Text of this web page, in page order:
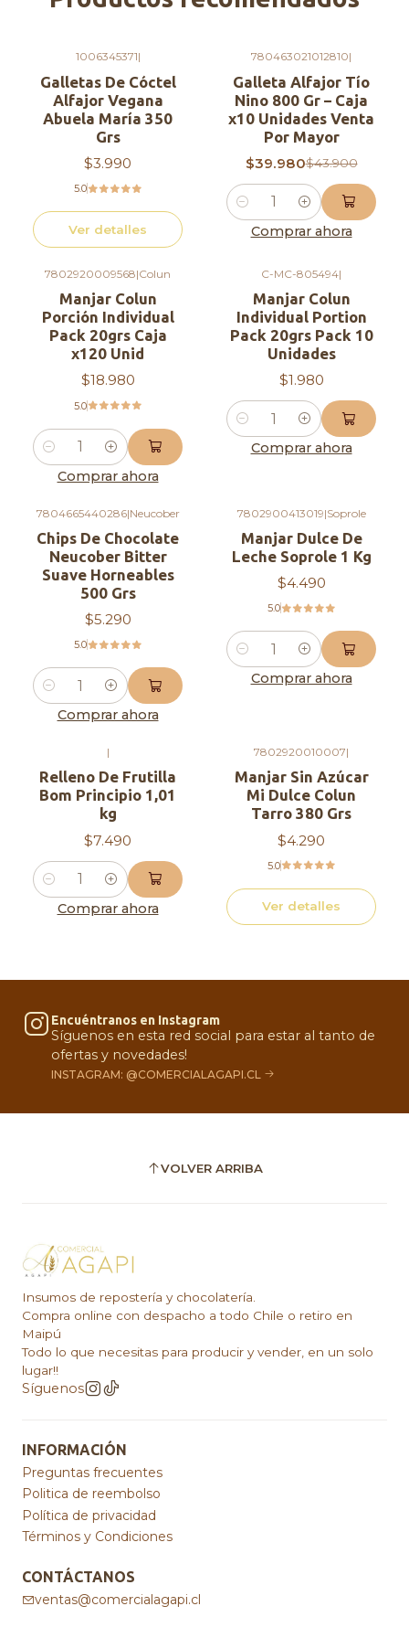
Agotado1006345371|
Galletas De Cóctel
Alfajor Vegana
Abuela María 350
Grs
$3.990
5.0
Ver detalles
OFF
780463021012810|
Galleta Alfajor Tío
Nino 800 Gr – Caja
x10 Unidades Venta
Por Mayor
$39.980$43.900
Cantidad
Comprar ahora
7802920009568|Colun
Manjar Colun
Porción Individual
Pack 20grs Caja
x120 Unid
$18.980
5.0
Cantidad
Comprar ahora
C-MC-805494|
Manjar Colun
Individual Portion
Pack 20grs Pack 10
Unidades
$1.980
Cantidad
Comprar ahora
7804665440286|Neucober
Chips De Chocolate
Neucober Bitter
Suave Horneables
500 Grs
$5.290
5.0
Cantidad
Comprar ahora
7802900413019|Soprole
Manjar Dulce De
Leche Soprole 1 Kg
$4.490
5.0
Cantidad
Comprar ahora
|
Relleno De Frutilla
Bom Principio 1,01
kg
$7.490
Cantidad
Comprar ahora
Agotado
7802920010007|
Manjar Sin Azúcar
Mi Dulce Colun
Tarro 380 Grs
$4.290
5.0
Ver detalles
Encuéntranos en Instagram
Síguenos en esta red social para estar al tanto de
ofertas y novedades!
INSTAGRAM: @COMERCIALAGAPI.CL
VOLVER ARRIBA
Insumos de repostería y chocolatería.
Compra online con despacho a todo Chile o retiro en
Maipú
Todo lo que necesitas para producir y vender, en un solo
lugar!!
Síguenos
INFORMACIÓN
Preguntas frecuentes
Politica de reembolso
Política de privacidad
Términos y Condiciones
CONTÁCTANOS
ventas@comercialagapi.cl